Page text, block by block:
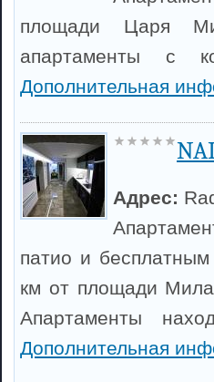
площади Царя
апартаменты с
Дополнительная
Адрес:
патио и
км от площади
Апартаменты
Дополнительная